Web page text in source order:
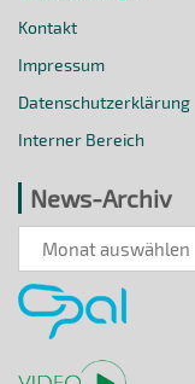
Kontakt
Impressum
Datenschutzerklärung
Interner Bereich
News-Archiv
News-
Archiv